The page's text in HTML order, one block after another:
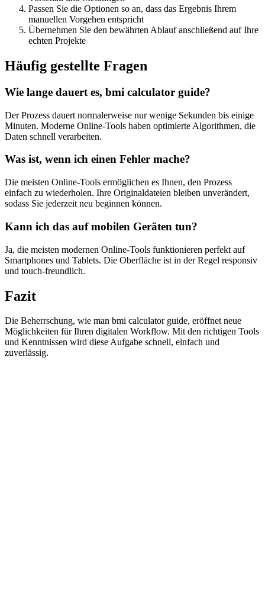
Passen Sie die Optionen so an, dass das Ergebnis Ihrem
manuellen Vorgehen entspricht
Übernehmen Sie den bewährten Ablauf anschließend auf Ihre
echten Projekte
Häufig gestellte Fragen
Wie lange dauert es, bmi calculator guide?
Der Prozess dauert normalerweise nur wenige Sekunden bis einige
Minuten. Moderne Online-Tools haben optimierte Algorithmen, die
Daten schnell verarbeiten.
Was ist, wenn ich einen Fehler mache?
Die meisten Online-Tools ermöglichen es Ihnen, den Prozess
einfach zu wiederholen. Ihre Originaldateien bleiben unverändert,
sodass Sie jederzeit neu beginnen können.
Kann ich das auf mobilen Geräten tun?
Ja, die meisten modernen Online-Tools funktionieren perfekt auf
Smartphones und Tablets. Die Oberfläche ist in der Regel responsiv
und touch-freundlich.
Fazit
Die Beherrschung, wie man bmi calculator guide, eröffnet neue
Möglichkeiten für Ihren digitalen Workflow. Mit den richtigen Tools
und Kenntnissen wird diese Aufgabe schnell, einfach und
zuverlässig.